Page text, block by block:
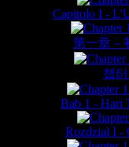
Capitolo I -
第一章 –
챕
Bab 1 - Hari
Rozdział I -